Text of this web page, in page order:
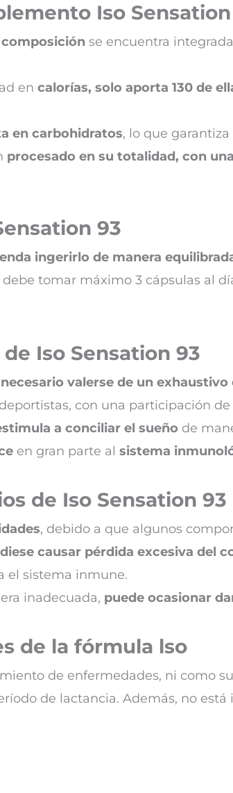
Iso Sensation
composición se encuentra
en calorías, solo aporta 130 de
en carbohidratos, lo que
procesado en su totalidad, con
93
ingerirlo de manera
tomar máximo 3 cápsulas al
Iso Sensation 93
valerse de un
con una participación
a conciliar el sueño de
en gran parte al sistema
de Iso Sensation 93
, debido a que algunos
causar pérdida excesiva del
el sistema inmune.
inadecuada, puede ocasionar
de la fórmula lso
de enfermedades, ni como
de lactancia. Además, no está